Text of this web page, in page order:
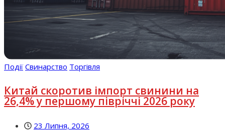
Події Свинарство Торгівля
Китай скоротив імпорт свинини на
26,4% у першому півріччі 2026 року
23 Липня, 2026